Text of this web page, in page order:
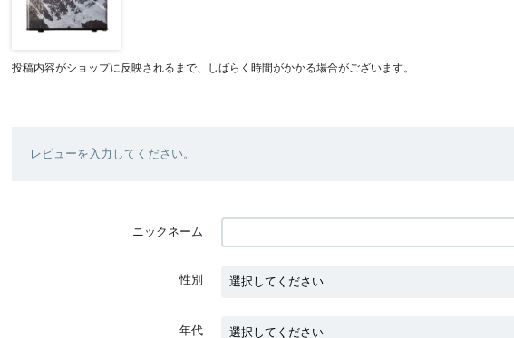
投稿内容がショップに反映されるまで、しばらく時間がかかる場合がございます。
レビューを入力してください。
ニックネーム
性別
年代